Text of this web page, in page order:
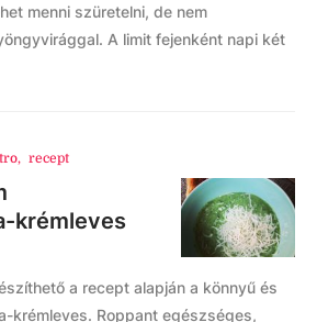
menni szüretelni, de nem
A limit fejenként napi két
, recept
krémleves
a recept alapján a könnyű és
krémleves. Roppant egészséges,